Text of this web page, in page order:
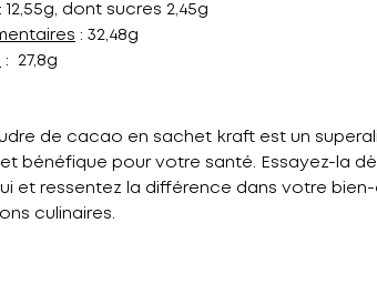
: 12,55g, dont sucres 2,45g
: 32,48g
: 27,8g
de cacao en sachet kraft est un
bénéfique pour votre santé. Essayez-la
et ressentez la différence dans votre
culinaires.